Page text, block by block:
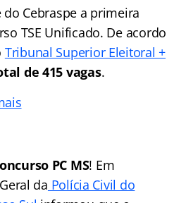
Cebraspe a primeira
TSE Unificado. De acordo
Tribunal Superior Eleitoral +
de 415 vagas.
PC MS! Em
da Polícia Civil do